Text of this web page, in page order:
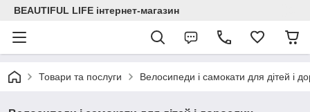
BEAUTIFUL LIFE інтернет-магазин
Товари та послуги Велосипеди і самокати для дітей і